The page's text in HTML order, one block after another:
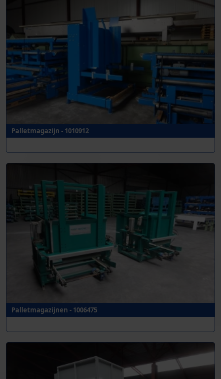
Palletmagazijn - 1010912
Palletmagazijnen - 1006475